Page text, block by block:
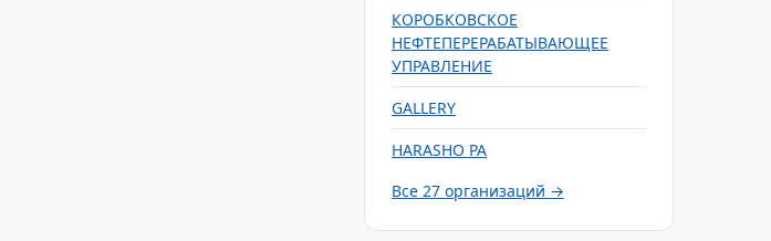
КОРОБКОВСКОЕ
НЕФТЕПЕРЕРАБАТЫВАЮЩЕЕ
УПРАВЛЕНИЕ
GALLERY
HARASHO РА
Все 27 организаций →